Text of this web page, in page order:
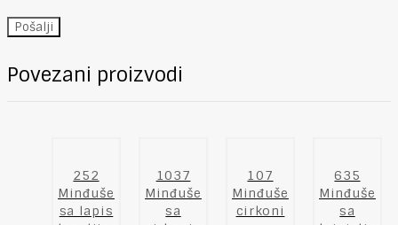
Povezani proizvodi
252
Minđuše
sa lapis
1037
Minđuše
sa
107
Minđuše
cirkoni
635
Minđuše
sa